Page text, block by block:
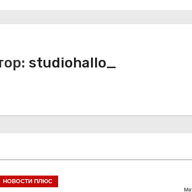
studiohallo_
НОВОСТИ ПЛЮС